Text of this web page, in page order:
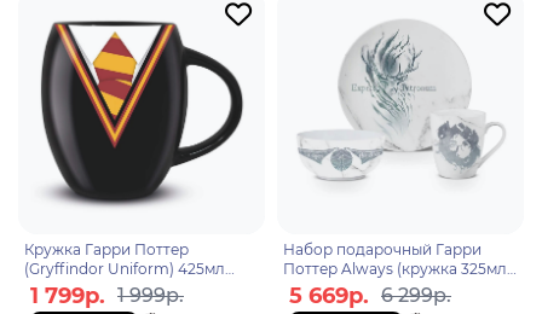
Кружка Гарри Поттер
(Gryffindor Uniform) 425мл
MGO25713
1 799р. 1 999р.
Набор подарочный Гарри
Поттер Always (кружка 325мл,
тарелка, миска) GP86318
5 669р. 6 299р.